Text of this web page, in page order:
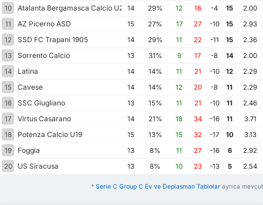
10
Atalanta Bergamasca Calcio U23 14 29% 12 16 -4 15
2.00
11
AZ Picerno ASD 15 27% 17 27 -10 15
2.93
12
SSD FC Trapani 1905 14 29% 11 22 -11 15
2.36
13
Sorrento Calcio 13 31% 9 17 -8 14
2.00
14
Latina 14 14% 11 21 -10 12
2.29
15
Cavese 14 14% 12 20 -8 11
2.29
16
SSC Giugliano 13 15% 11 21 -10 11
2.46
17
Virtus Casarano 14 21% 18 34 -16 11
3.71
18
Potenza Calcio U19 15 13% 15 32 -17 10
3.13
19
Foggia 13 8% 11 27 -16 6
2.92
20
US Siracusa 13 8% 10 23 -13 5 2.54
* Serie C Group C Ev ve Deplasman Tablolar ayrıca mevcut